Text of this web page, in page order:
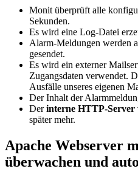
Monit überprüft alle
Sekunden.
Es wird eine Log-Datei
Alarm-Meldungen werden
gesendet.
Es wird ein externer
Zugangsdaten verwendet.
Ausfälle unseres eigenen
Der Inhalt der
Derinterne HTTP-Server
später mehr.
Apache Webserver
überwachen und